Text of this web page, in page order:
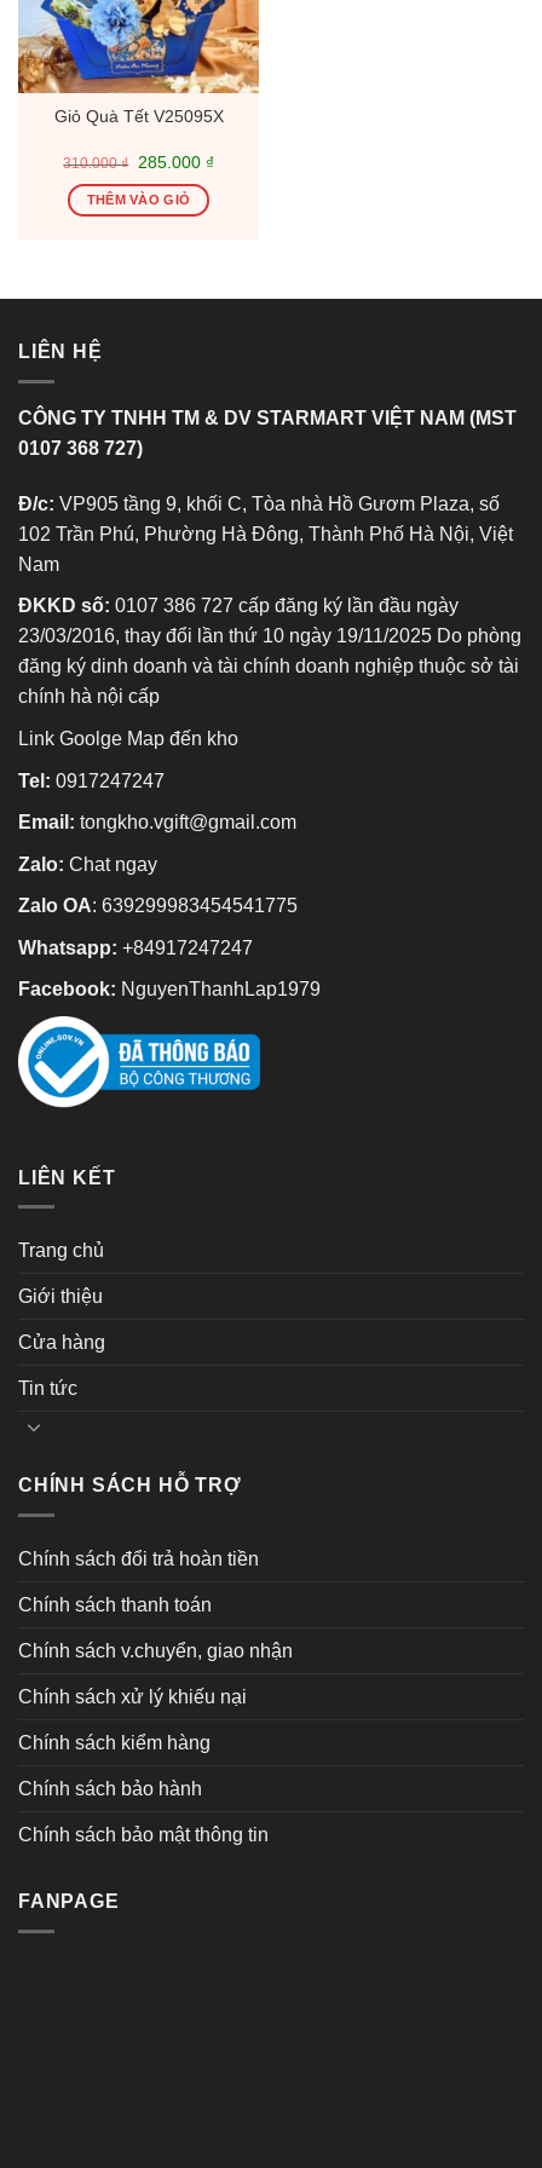
Giỏ Quà Tết V25095X
310.000₫
Giá
là:
310.000 ₫.
285.000 ₫Giá
THÊM VÀO GIỎ
LIÊN HỆ
CÔNG TY TNHH TM & DV STARMART VIỆT NAM (MST
0107 368 727)
Đ/c: VP905 tầng 9, khối C, Tòa nhà Hồ Gươm Plaza, số
102 Trần Phú, Phường Hà Đông, Thành Phố Hà Nội, Việt
Nam
ĐKKD số: 0107 386 727 cấp đăng ký lần đầu ngày
23/03/2016, thay đổi lần thứ 10 ngày 19/11/2025 Do phòng
đăng ký dinh doanh và tài chính doanh nghiệp thuộc sở tài
chính hà nội cấp
Link Goolge Map đến kho
Tel: 0917247247
Email: tongkho.vgift@gmail.com
Zalo: Chat ngay
Zalo OA: 639299983454541775
Whatsapp: +84917247247
Facebook: NguyenThanhLap1979
LIÊN KẾT
Trang chủ
Giới thiệu
Cửa hàng
Tin tức
CHÍNH SÁCH HỖ TRỢ
Chính sách đổi trả hoàn tiền
Chính sách thanh toán
Chính sách v.chuyển, giao nhận
Chính sách xử lý khiếu nại
Chính sách kiểm hàng
Chính sách bảo hành
Chính sách bảo mật thông tin
FANPAGE